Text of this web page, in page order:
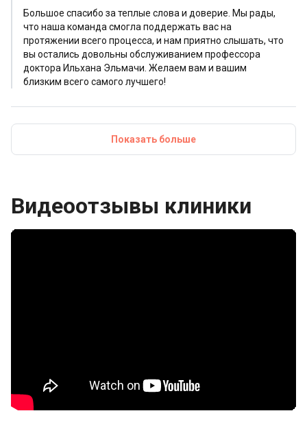
персонал приходил проведать меня. Мы также хотели
бы поблагодарить доктора Азата Мустафаева,
замечательного врача, который по-настоящему
понимает своих пациентов и всегда готов прийти на
помощь и поддержать их. И, конечно, отдельное
спасибо всем медсестрам и медицинскому персоналу,
терпеливо меня выносили! 😂 Если в вашей стране
сложно найти опыт работы со сложными
пожеланиями Александр и Кристина
Большое спасибо за теплые слова и доверие. Мы рады,
что наша команда смогла поддержать вас на
протяжении всего процесса, и нам приятно слышать, что
вы остались довольны обслуживанием профессора
доктора Ильхана Эльмачи. Желаем вам и вашим
близким всего самого лучшего!
Показать больше
Видеоотзывы клиники